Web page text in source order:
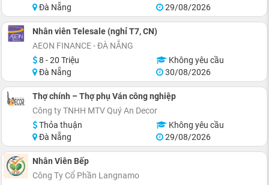
Đà Nẵng
29/08/2026
Nhân viên Telesale (nghỉ T7, CN)
AEON FINANCE - ĐÀ NẴNG
8 - 20 Triệu
Không yêu cầu
Đà Nẵng
30/08/2026
Thợ chính – Thợ phụ Ván công nghiệp
Công ty TNHH MTV Quý An Decor
Thỏa thuận
Không yêu cầu
Đà Nẵng
29/08/2026
Nhân Viên Bếp
Công Ty Cổ Phần Langnamo